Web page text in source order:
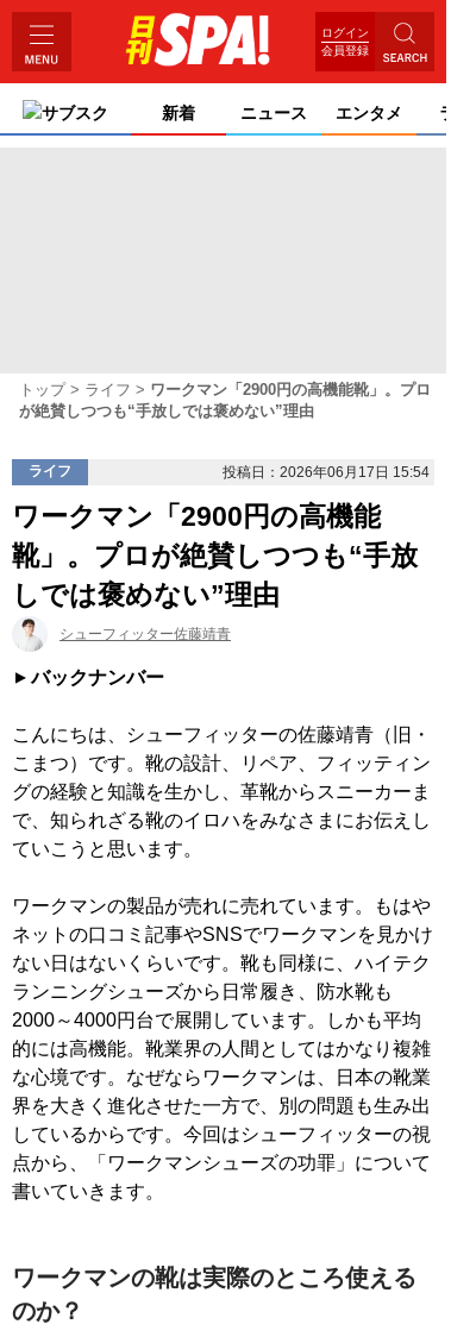
ログイン
会員登録
サブスク 新着 ニュース エンタメ
トップ ライフ
ワークマン「2900円の高機能靴」。プロ
が絶賛しつつも“手放しでは褒めない”理由
ライフ 投稿日：2026年06月17日 15:54
ワークマン「2900円の高機能
靴」。プロが絶賛しつつも“手放
しでは褒めない”理由
シューフィッター佐藤靖青
バックナンバー
こんにちは、シューフィッターの佐藤靖青（旧・
こまつ）です。靴の設計、リペア、フィッティン
グの経験と知識を生かし、革靴からスニーカーま
で、知られざる靴のイロハをみなさまにお伝えし
ていこうと思います。
ワークマンの製品が売れに売れています。もはや
ネットの口コミ記事やSNSでワークマンを見かけ
ない日はないくらいです。靴も同様に、ハイテク
ランニングシューズから日常履き、防水靴も
2000～4000円台で展開しています。しかも平均
的には高機能。靴業界の人間としてはかなり複雑
な心境です。なぜならワークマンは、日本の靴業
界を大きく進化させた一方で、別の問題も生み出
しているからです。今回はシューフィッターの視
点から、「ワークマンシューズの功罪」について
書いていきます。
ワークマンの靴は実際のところ使える
のか？